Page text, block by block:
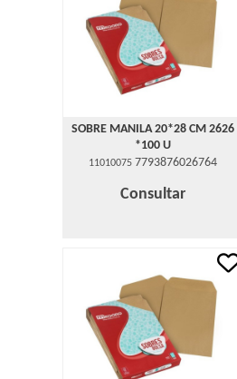
SOBRE MANILA 20*28 CM 2626
*100 U
11010075 7793876026764
Consultar